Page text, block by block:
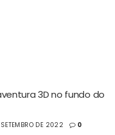
3D no fundo do
DE 2022 0